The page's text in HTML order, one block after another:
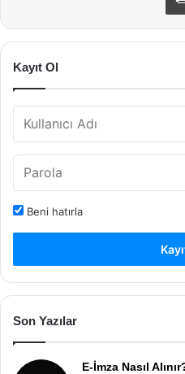
Kayıt Ol
Beni hatırla
Son Yazılar
E-İmza Nasıl